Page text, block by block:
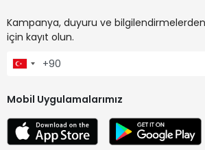
Kampanya, duyuru ve
için kayıt olun.
Mobil Uygulamalarımız